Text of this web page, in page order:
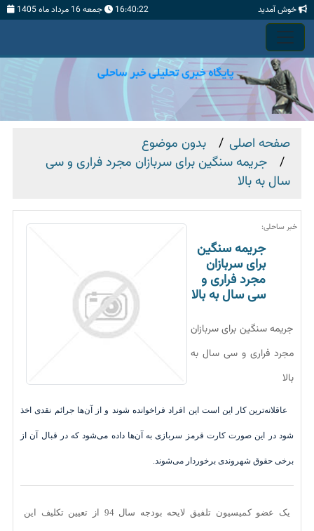
خوش آمدید 16:40:23 جمعه 16 مرداد ماه 1405
صفحه اصلی
بدون موضوع
جریمه سنگین برای سربازان مجرد فراری و سی
سال به بالا
خبر ساحلی:
جریمه سنگین
برای سربازان
مجرد فراری و
سی سال به بالا
جریمه سنگین برای سربازان
مجرد فراری و سی سال به
بالا
عاقلانه‌ترین کار این است این افراد فراخوانده شوند و از آن‌ها جرائم نقدی اخذ
شود در این صورت کارت قرمز سربازی به آن‌ها داده می‌شود که در قبال آن از
برخی حقوق شهروندی برخوردار می‌شوند.
یک عضو کمیسیون تلفیق لایحه بودجه سال 94 از تعیین تکلیف این